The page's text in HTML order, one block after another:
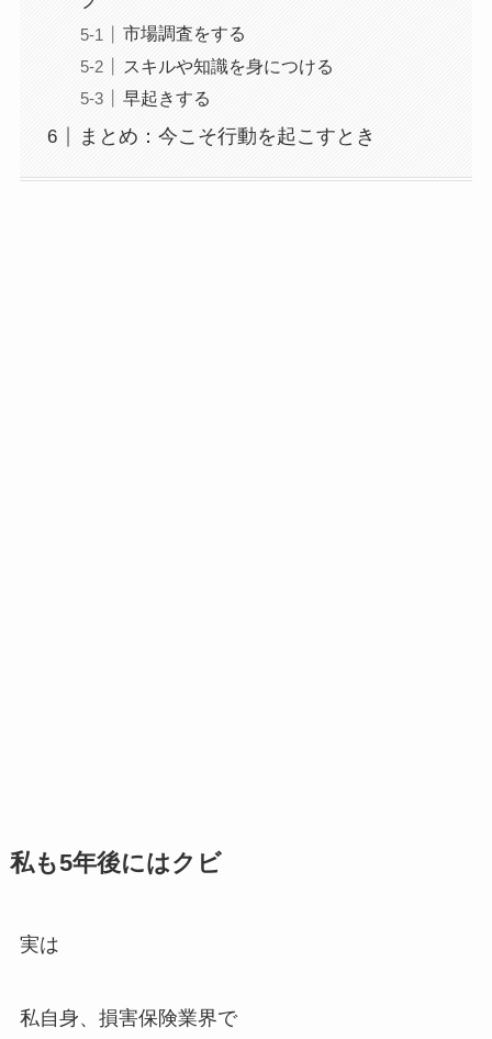
市場調査をする
スキルや知識を身につける
早起きする
まとめ：今こそ行動を起こすとき
私も5年後にはクビ
実は
私自身、損害保険業界で